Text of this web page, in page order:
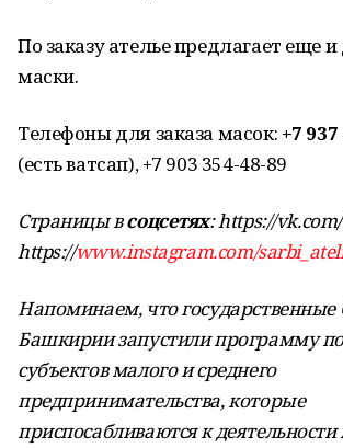
По заказу ателье предлагает еще и
маски.
Телефоны для заказа масок: +7
(есть ватсап), +7 903 354-48-89
Страницы всоцсетях: https://
https://www.instagram.com/
Напоминаем, что
Башкирии запустили программу
субъектов малого и среднего
предпринимательства, которые
приспосабливаются к деятельности